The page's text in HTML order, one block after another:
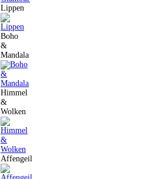
Lippen
Boho
&
Mandala
Himmel
&
Wolken
Affengeil